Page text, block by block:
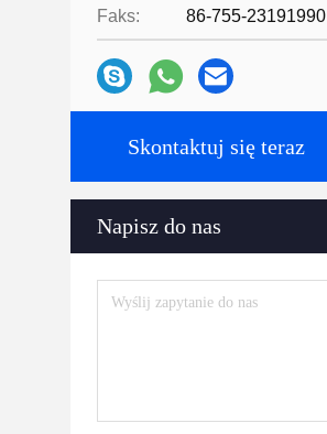
Faks: 86-755-23191990
Skontaktuj się teraz
Napisz do nas